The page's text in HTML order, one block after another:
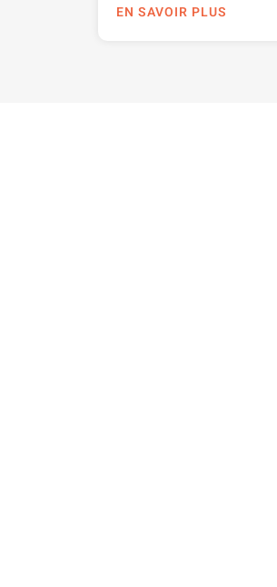
EN SAVOIR PLUS